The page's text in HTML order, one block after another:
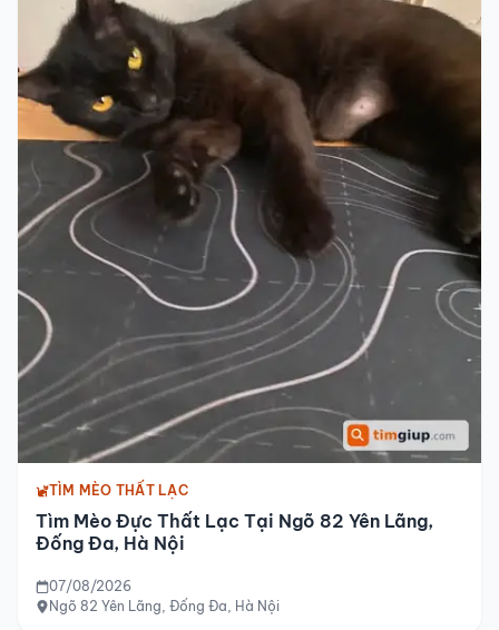
TÌM MÈO THẤT LẠC
Tìm Mèo Đực Thất Lạc Tại Ngõ 82 Yên Lãng,
Đống Đa, Hà Nội
07/08/2026
Ngõ 82 Yên Lãng, Đống Đa, Hà Nội